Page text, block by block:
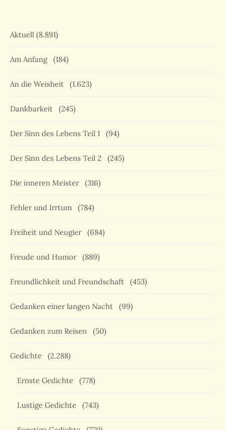
Aktuell (8.891)
Am Anfang (184)
An die Weisheit (1.623)
Dankbarkeit (245)
Der Sinn des Lebens Teil 1 (94)
Der Sinn des Lebens Teil 2 (245)
Die inneren Meister (316)
Fehler und Irrtum (784)
Freiheit und Neugier (684)
Freude und Humor (889)
Freundlichkeit und Freundschaft (453)
Gedanken einer langen Nacht (99)
Gedanken zum Reisen (50)
Gedichte (2.288)
Ernste Gedichte (778)
Lustige Gedichte (743)